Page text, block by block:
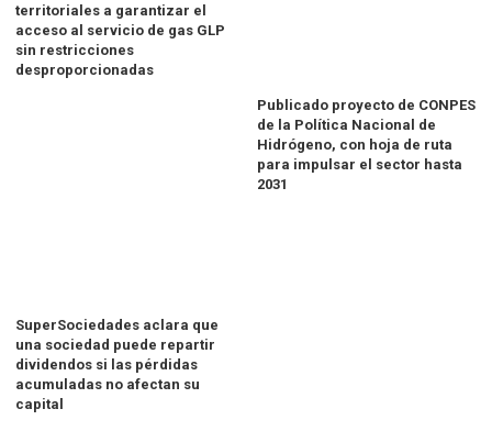
territoriales a garantizar el
acceso al servicio de gas GLP
sin restricciones
desproporcionadas
Publicado proyecto de CONPES
de la Política Nacional de
Hidrógeno, con hoja de ruta
para impulsar el sector hasta
2031
SuperSociedades aclara que
una sociedad puede repartir
dividendos si las pérdidas
acumuladas no afectan su
capital